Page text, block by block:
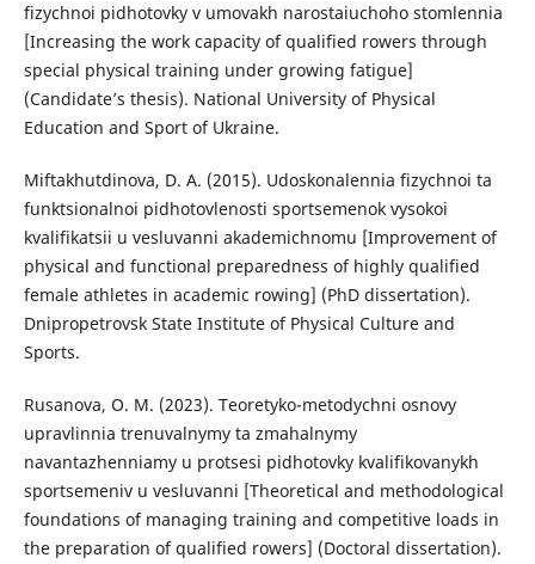
fizychnoi pidhotovky v umovakh narostaiuchoho stomlennia
[Increasing the work capacity of qualified rowers through
special physical training under growing fatigue]
(Candidate’s thesis). National University of Physical
Education and Sport of Ukraine.
Miftakhutdinova, D. A. (2015). Udoskonalennia fizychnoi ta
funktsionalnoi pidhotovlenosti sportsemenok vysokoi
kvalifikatsii u vesluvanni akademichnomu [Improvement of
physical and functional preparedness of highly qualified
female athletes in academic rowing] (PhD dissertation).
Dnipropetrovsk State Institute of Physical Culture and
Sports.
Rusanova, O. M. (2023). Teoretyko-metodychni osnovy
upravlinnia trenuvalnymy ta zmahalnymy
navantazhenniamy u protsesi pidhotovky kvalifikovanykh
sportsemeniv u vesluvanni [Theoretical and methodological
foundations of managing training and competitive loads in
the preparation of qualified rowers] (Doctoral dissertation).